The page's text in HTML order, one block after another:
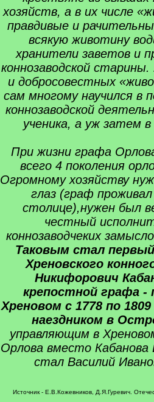
хозяйств, а в их числе
правдивые и
всякую животину
хранители заветов и
коннозаводской
и добросовестных
сам многому научился в
коннозаводской
ученика, а уж затем
При жизни графа
всего 4 поколения
Огромному хозяйству
глаз (граф
столице),нужен был
честный
коннозаводчеких
Таковым стал
Хреновского
Никифорович
крепостной графа -
Хреновом с 1778 по 1809
наездником в
управляющим в
Орлова вместо
стал Василий
Источник - Е.В.Кожевников, Д.Я.Гуревич.